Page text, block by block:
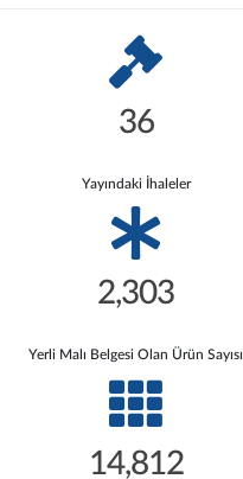
36
Yayındaki İhaleler
2,303
Yerli Malı Belgesi Olan Ürün Sayısı
14,812